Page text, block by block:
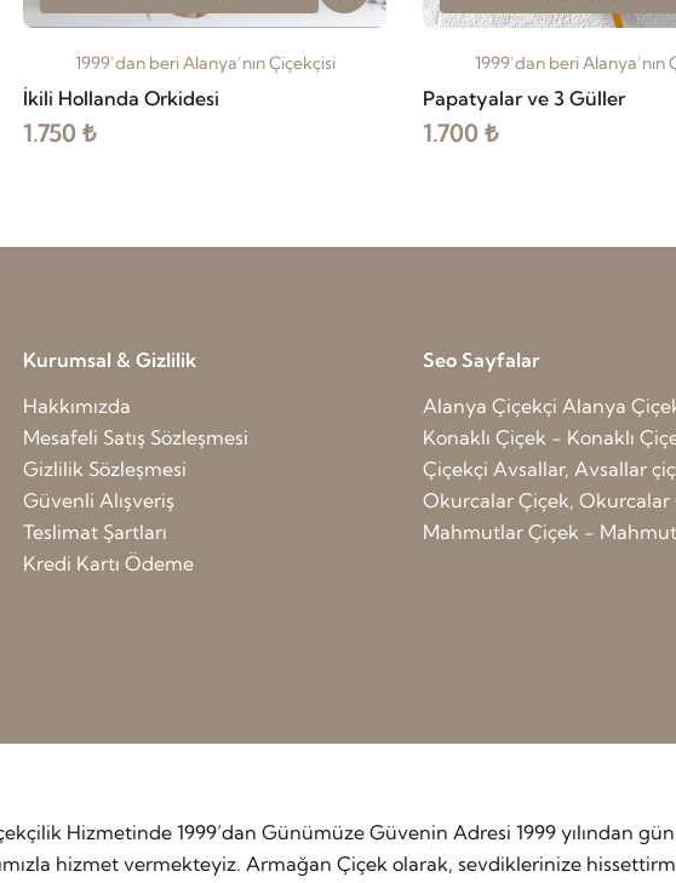
1999’dan beri Alanya’nın Çiçekçisi
İkili Hollanda Orkidesi
1.750 ₺
1999’dan beri Alanya’nın
Papatyalar ve 3 Güller
1.700 ₺
Kurumsal & Gizlilik
Hakkımızda
Mesafeli Satış Sözleşmesi
Gizlilik Sözleşmesi
Güvenli Alışveriş
Teslimat Şartları
Kredi Kartı Ödeme
Seo Sayfalar
Alanya Çiçekçi Alanya
Konaklı Çiçek - Konaklı
Çiçekçi Avsallar, Avsallar
Okurcalar Çiçek,
Mahmutlar Çiçek -
Hizmetinde 1999’dan Günümüze Güvenin Adresi 1999 yılından
hizmet vermekteyiz. Armağan Çiçek olarak, sevdiklerinize